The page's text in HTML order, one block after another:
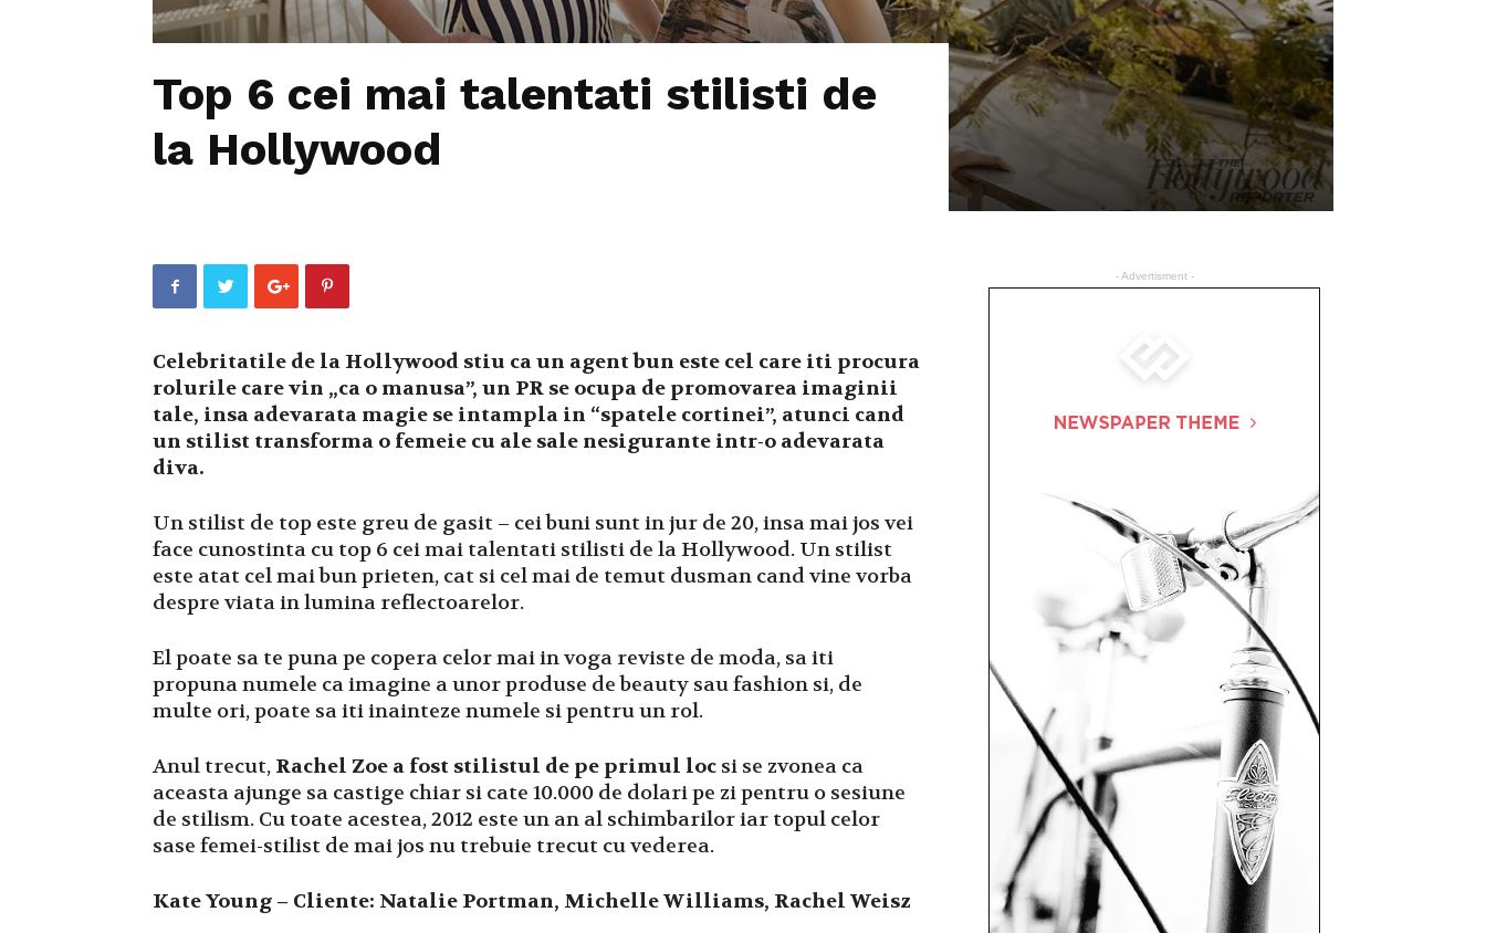
Top 6 cei mai talentati stilisti de
la Hollywood
Celebritatile de la Hollywood stiu ca un agent bun este cel care iti procura
rolurile care vin „ca o manusa”, un PR se ocupa de promovarea imaginii
tale, insa adevarata magie se intampla in “spatele cortinei”, atunci cand
un stilist transforma o femeie cu ale sale nesigurante intr-o adevarata
diva.
Un stilist de top este greu de gasit – cei buni sunt in jur de 20, insa mai jos vei
face cunostinta cu top 6 cei mai talentati stilisti de la Hollywood. Un stilist
este atat cel mai bun prieten, cat si cel mai de temut dusman cand vine vorba
despre viata in lumina reflectoarelor.
El poate sa te puna pe copera celor mai in voga reviste de moda, sa iti
propuna numele ca imagine a unor produse de beauty sau fashion si, de
multe ori, poate sa iti inainteze numele si pentru un rol.
Anul trecut, Rachel Zoe a fost stilistul de pe primul loc si se zvonea ca
aceasta ajunge sa castige chiar si cate 10.000 de dolari pe zi pentru o sesiune
de stilism. Cu toate acestea, 2012 este un an al schimbarilor iar topul celor
sase femei-stilist de mai jos nu trebuie trecut cu vederea.
Kate Young – Cliente: Natalie Portman, Michelle Williams, Rachel Weisz
- Advertisment -